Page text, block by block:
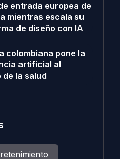
entrada europea de
mientras escala su
de diseño con IA
colombiana pone la
artificial al
de la salud